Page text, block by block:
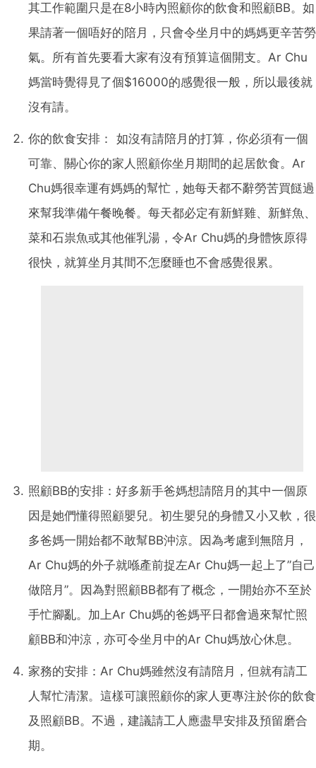
其工作範圍只是在8小時內照顧你的飲食和照顧BB。如
果請著一個唔好的陪月，只會令坐月中的媽媽更辛苦勞
氣。所有首先要看大家有沒有預算這個開支。 Ar Chu
媽當時覺得見了個$16000的感覺很一般，所以最後就
沒有請。
你的飲食安排：
如沒有請陪月的打算，你必須有一個
可靠、關心你的家人照顧你坐月期間的起居飲食。 Ar
Chu媽很幸運有媽媽的幫忙，她每天都不辭勞苦買餸過
來幫我準備午餐晚餐。每天都必定有新鮮雞、新鮮魚、
菜和石祟魚或其他催乳湯，令Ar Chu媽的身體恢原得
很快，就算坐月其間不怎麼睡也不會感覺很累。
照顧BB的安排：好多新手爸媽想請陪月的其中一個原
因是她們懂得照顧嬰兒。初生嬰兒的身體又小又軟，很
多爸媽一開始都不敢幫BB沖涼。因為考慮到無陪月，
Ar Chu媽的外子就喺產前捉左Ar Chu媽一起上了”自己
做陪月”。因為對照顧BB都有了概念，一開始亦不至於
手忙腳亂。加上Ar Chu媽的爸媽平日都會過來幫忙照
顧BB和沖涼，亦可令坐月中的Ar Chu媽放心休息。
家務的安排： Ar Chu媽雖然沒有請陪月，但就有請工
人幫忙清潔。這樣可讓照顧你的家人更專注於你的飲食
及照顧BB。不過，建議請工人應盡早安排及預留磨合
期。